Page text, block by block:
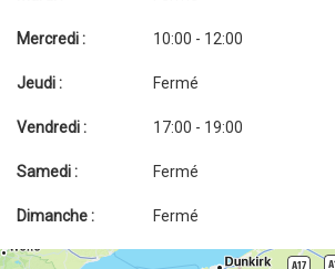
Mercredi : 10:00 - 12:00
Jeudi : Fermé
Vendredi : 17:00 - 19:00
Samedi : Fermé
Dimanche : Fermé